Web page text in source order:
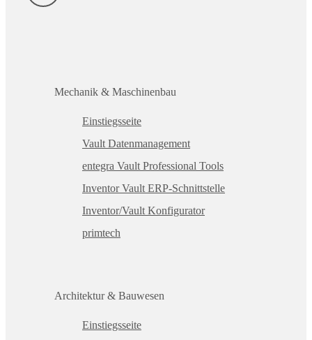
Mechanik & Maschinenbau
Einstiegsseite
Vault Datenmanagement
entegra Vault Professional Tools
Inventor Vault ERP-Schnittstelle
Inventor/Vault Konfigurator
primtech
Architektur & Bauwesen
Einstiegsseite